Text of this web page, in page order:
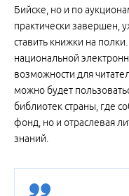
Бийске, но и по
практически завершен,
ставить книжки на
национальной
возможности для
можно будет
библиотек страны, где
фонд, но и отраслевая
знаний.